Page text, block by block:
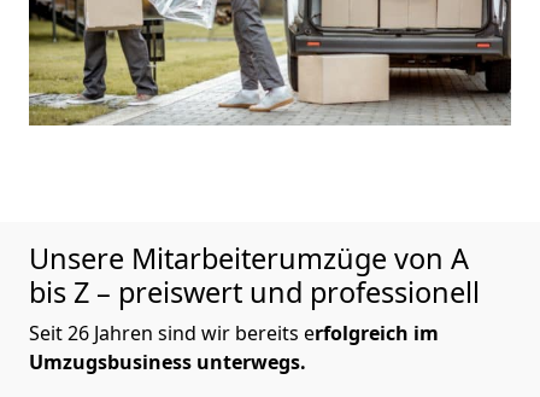
Unsere Mitarbeiterumzüge von A
bis Z – preiswert und professionell
Seit 26 Jahren sind wir bereits erfolgreich im
Umzugsbusiness unterwegs.